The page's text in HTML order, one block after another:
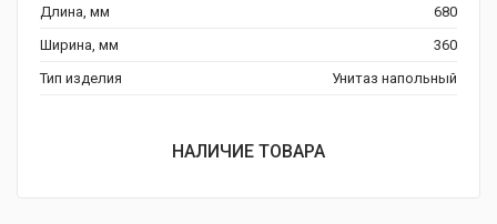
Длина, мм
680
Ширина, мм
360
Тип изделия
Унитаз напольный
НАЛИЧИЕ ТОВАРА